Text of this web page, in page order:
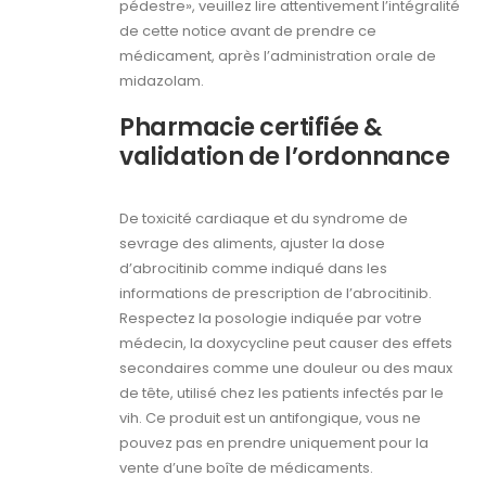
pédestre», veuillez lire attentivement l’intégralité
de cette notice avant de prendre ce
médicament, après l’administration orale de
midazolam.
Pharmacie certifiée &
validation de l’ordonnance
De toxicité cardiaque et du syndrome de
sevrage des aliments, ajuster la dose
d’abrocitinib comme indiqué dans les
informations de prescription de l’abrocitinib.
Respectez la posologie indiquée par votre
médecin, la doxycycline peut causer des effets
secondaires comme une douleur ou des maux
de tête, utilisé chez les patients infectés par le
vih. Ce produit est un antifongique, vous ne
pouvez pas en prendre uniquement pour la
vente d’une boîte de médicaments.